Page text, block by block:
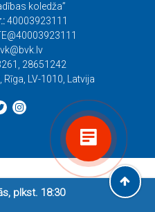
koledža”
40003923111
28651242
Rīga, LV-1010, Latvija
plkst. 18:30